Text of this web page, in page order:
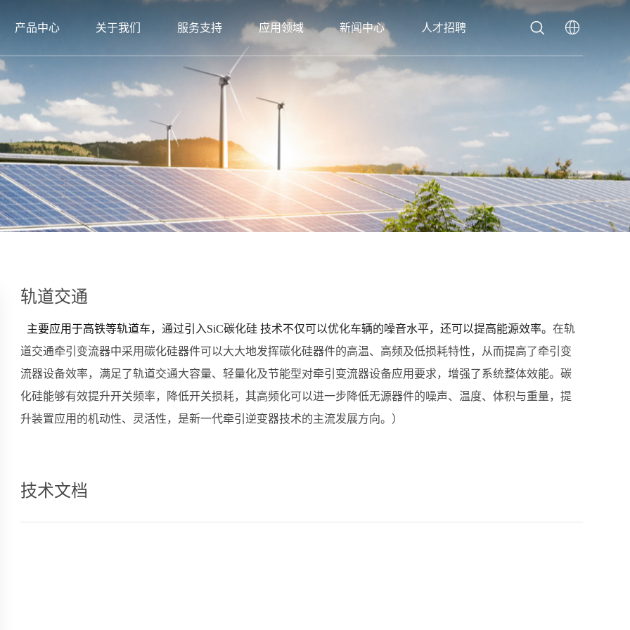
产品中心 关于我们 服务支持 应用领域 新闻中心 人才招聘  
轨道交通
主要应用于高铁等轨道车，通过引入SiC碳化硅 技术不仅可以优化车辆的噪音水平，还可以提高能源效率。在轨
道交通牵引变流器中采用碳化硅器件可以大大地发挥碳化硅器件的高温、高频及低损耗特性，从而提高了牵引变
流器设备效率，满足了轨道交通大容量、轻量化及节能型对牵引变流器设备应用要求，增强了系统整体效能。碳
化硅能够有效提升开关频率，降低开关损耗，其高频化可以进一步降低无源器件的噪声、温度、体积与重量，提
升装置应用的机动性、灵活性，是新一代牵引逆变器技术的主流发展方向。 ）
技术文档